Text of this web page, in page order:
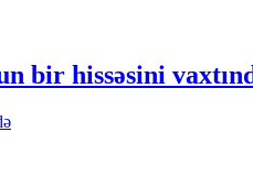
bir hissəsini